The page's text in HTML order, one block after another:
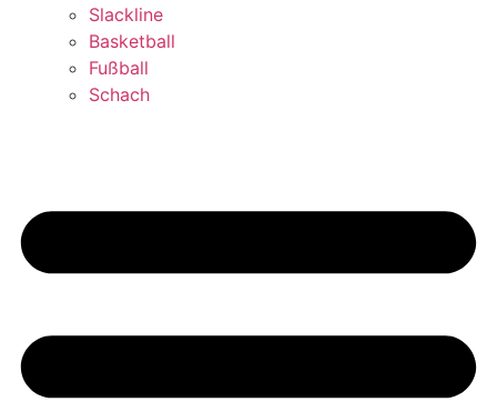
Slackline
Basketball
Fußball
Schach